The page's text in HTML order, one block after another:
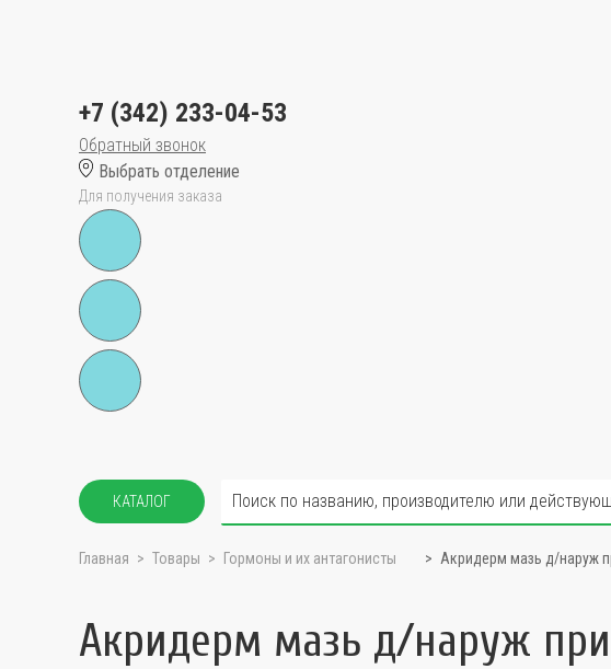
+7 (342) 233-04-53
Обратный звонок
Выбрать отделение
Для получения заказа
КАТАЛОГ
Главная Товары Гормоны и их антагонисты Акридерм мазь д/наруж
Акридерм мазь д/наруж